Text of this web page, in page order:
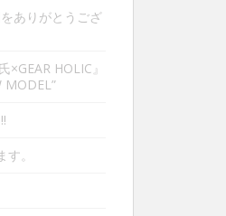
ありがとうござ
×GEAR HOLIC』
MODEL”
。